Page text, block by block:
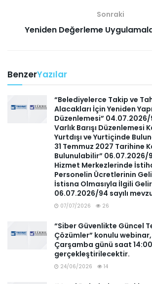
Sonraki
Yeniden Değerleme
BenzerYazılar
“Belediyelerce Takip ve
Alacakları İçin Yeniden
Düzenlemesi” 04.07.2026/
Varlık Barışı Düzenlemesi
Yurtdışı ve Yurtiçinde
31 Temmuz 2027 Tarihine
Bulunulabilir” 06.07.2026/
Hizmet Merkezlerinde
Personelin Ücretlerinin
İstisna Olmasıyla İlgili
06.07.2026/94 sayılı
07/07/2026 26
“Siber Güvenlikte Güncel
Çözümler” konulu
Çarşamba günü saat
gerçekleştirilecektir.
24/06/2026 14